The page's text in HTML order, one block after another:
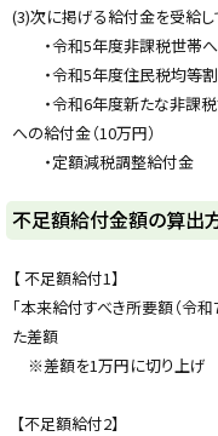
(3)次に掲げる給付金を受給し
・令和5年度非課税世帯へ
・令和5年度住民税均等割
・令和6年度新たな非課税
への給付金（10万円）
・定額減税調整給付金
ト
ッ
プ
に
戻
不足額給付金額の算出
【 不足額給付1】
「本来給付すべき所要額（令
た差額
※差額を1万円に切り上げ
【不足額給付2】